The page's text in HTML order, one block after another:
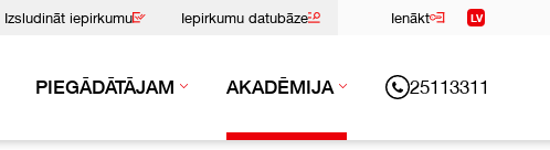
Izsludināt iepirkumu Iepirkumu datubāze Ienākt LV
PIEGĀDĀTĀJAM AKADĒMIJA 25113311